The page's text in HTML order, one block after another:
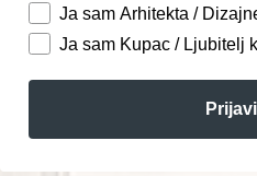
Ja sam Arhitekta /
Ja sam Kupac / Ljubitelj